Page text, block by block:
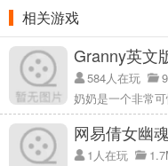
游戏功能
【引人入胜的故事文字，精
《古镜》有很深的情节，描
就像欣赏一部视觉小说一样
要错过。
【充满别出心裁的搞笑谜题
跑来跑去收集线索，利用好
相关游戏
Granny英文
584人在玩
奶奶是一个非常
网易倩女幽
1人在玩